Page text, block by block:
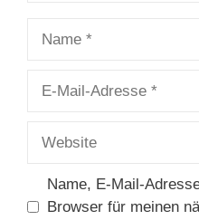
Name, E-Mail-
Browser für meinen